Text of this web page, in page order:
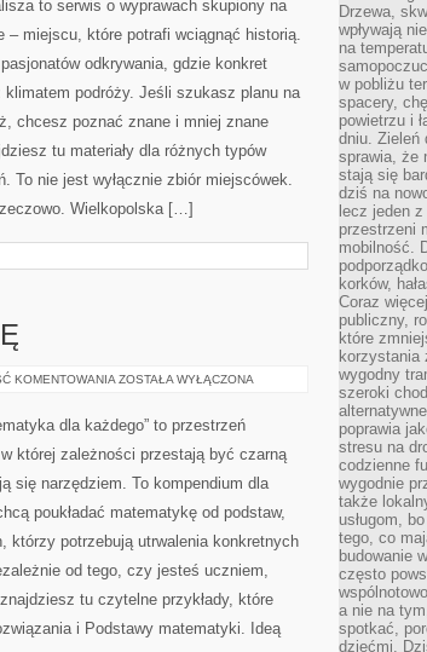
to serwis o wyprawach skupiony na
– miejscu, które potrafi wciągnąć historią.
odkrywania, gdzie konkret
klimatem podróży. Jeśli szukasz planu na
chcesz poznać znane i mniej znane
tu materiały dla różnych typów
To nie jest wyłącznie zbiór miejscówek.
Wielkopolska […]
KOMENTOWANIA MATEMATYKA
ZOSTAŁA WYŁĄCZONA
dla każdego” to przestrzeń
której zależności przestają być czarną
się narzędziem. To kompendium dla
poukładać matematykę od podstaw,
którzy potrzebują utrwalenia konkretnych
od tego, czy jesteś uczniem,
tu czytelne przykłady, które
i Podstawy matematyki. Ideą
Drzewa,
wpływają
na
w pobliżu
spacery,
powietrzu i
dniu. Zieleń
sprawia, że
stają się
dziś na
lecz jeden
przestrzeni
mobilność.
korków,
Coraz
publiczny,
które
korzystania
wygodny
szeroki
poprawia
stresu na
codzienne
wygodnie
także
usługom,
tego, co
budowanie
często
a nie na
spotkać,
dziećmi.